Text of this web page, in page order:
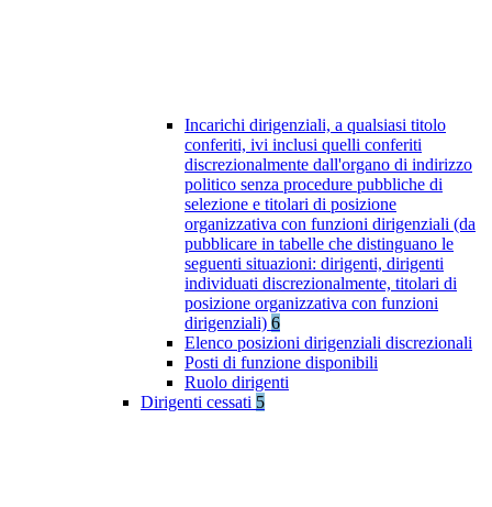
Incarichi dirigenziali, a qualsiasi titolo
conferiti, ivi inclusi quelli conferiti
discrezionalmente dall'organo di indirizzo
politico senza procedure pubbliche di
selezione e titolari di posizione
organizzativa con funzioni dirigenziali (da
pubblicare in tabelle che distinguano le
seguenti situazioni: dirigenti, dirigenti
individuati discrezionalmente, titolari di
posizione organizzativa con funzioni
dirigenziali) 6
Elenco posizioni dirigenziali discrezionali
Posti di funzione disponibili
Ruolo dirigenti
Dirigenti cessati 5